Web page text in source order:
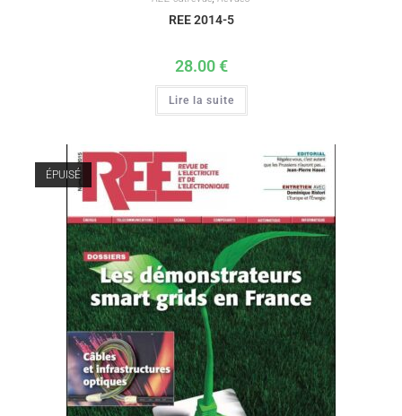
REE 2014-5
28.00€
Lire la suite
ÉPUISÉ